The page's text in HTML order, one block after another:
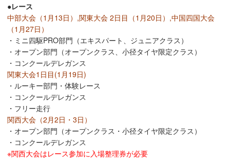
●レース
中部大会（1月13日）,関東大会 2日目（1月20日）,中国四国大会
（1月27日）
・ミニ四駆PRO部門（エキスパート、ジュニアクラス）
・オープン部門（オープンクラス、小径タイヤ限定クラス）
・コンクールデレガンス
関東大会1日目(1月19日)
・ルーキー部門・体験レース
・コンクールデレガンス
・フリー走行
関西大会（2月2日・3日）
・オープン部門（オープンクラス・小径タイヤ限定クラス）
・コンクールデレガンス
※関西大会はレース参加に入場整理券が必要